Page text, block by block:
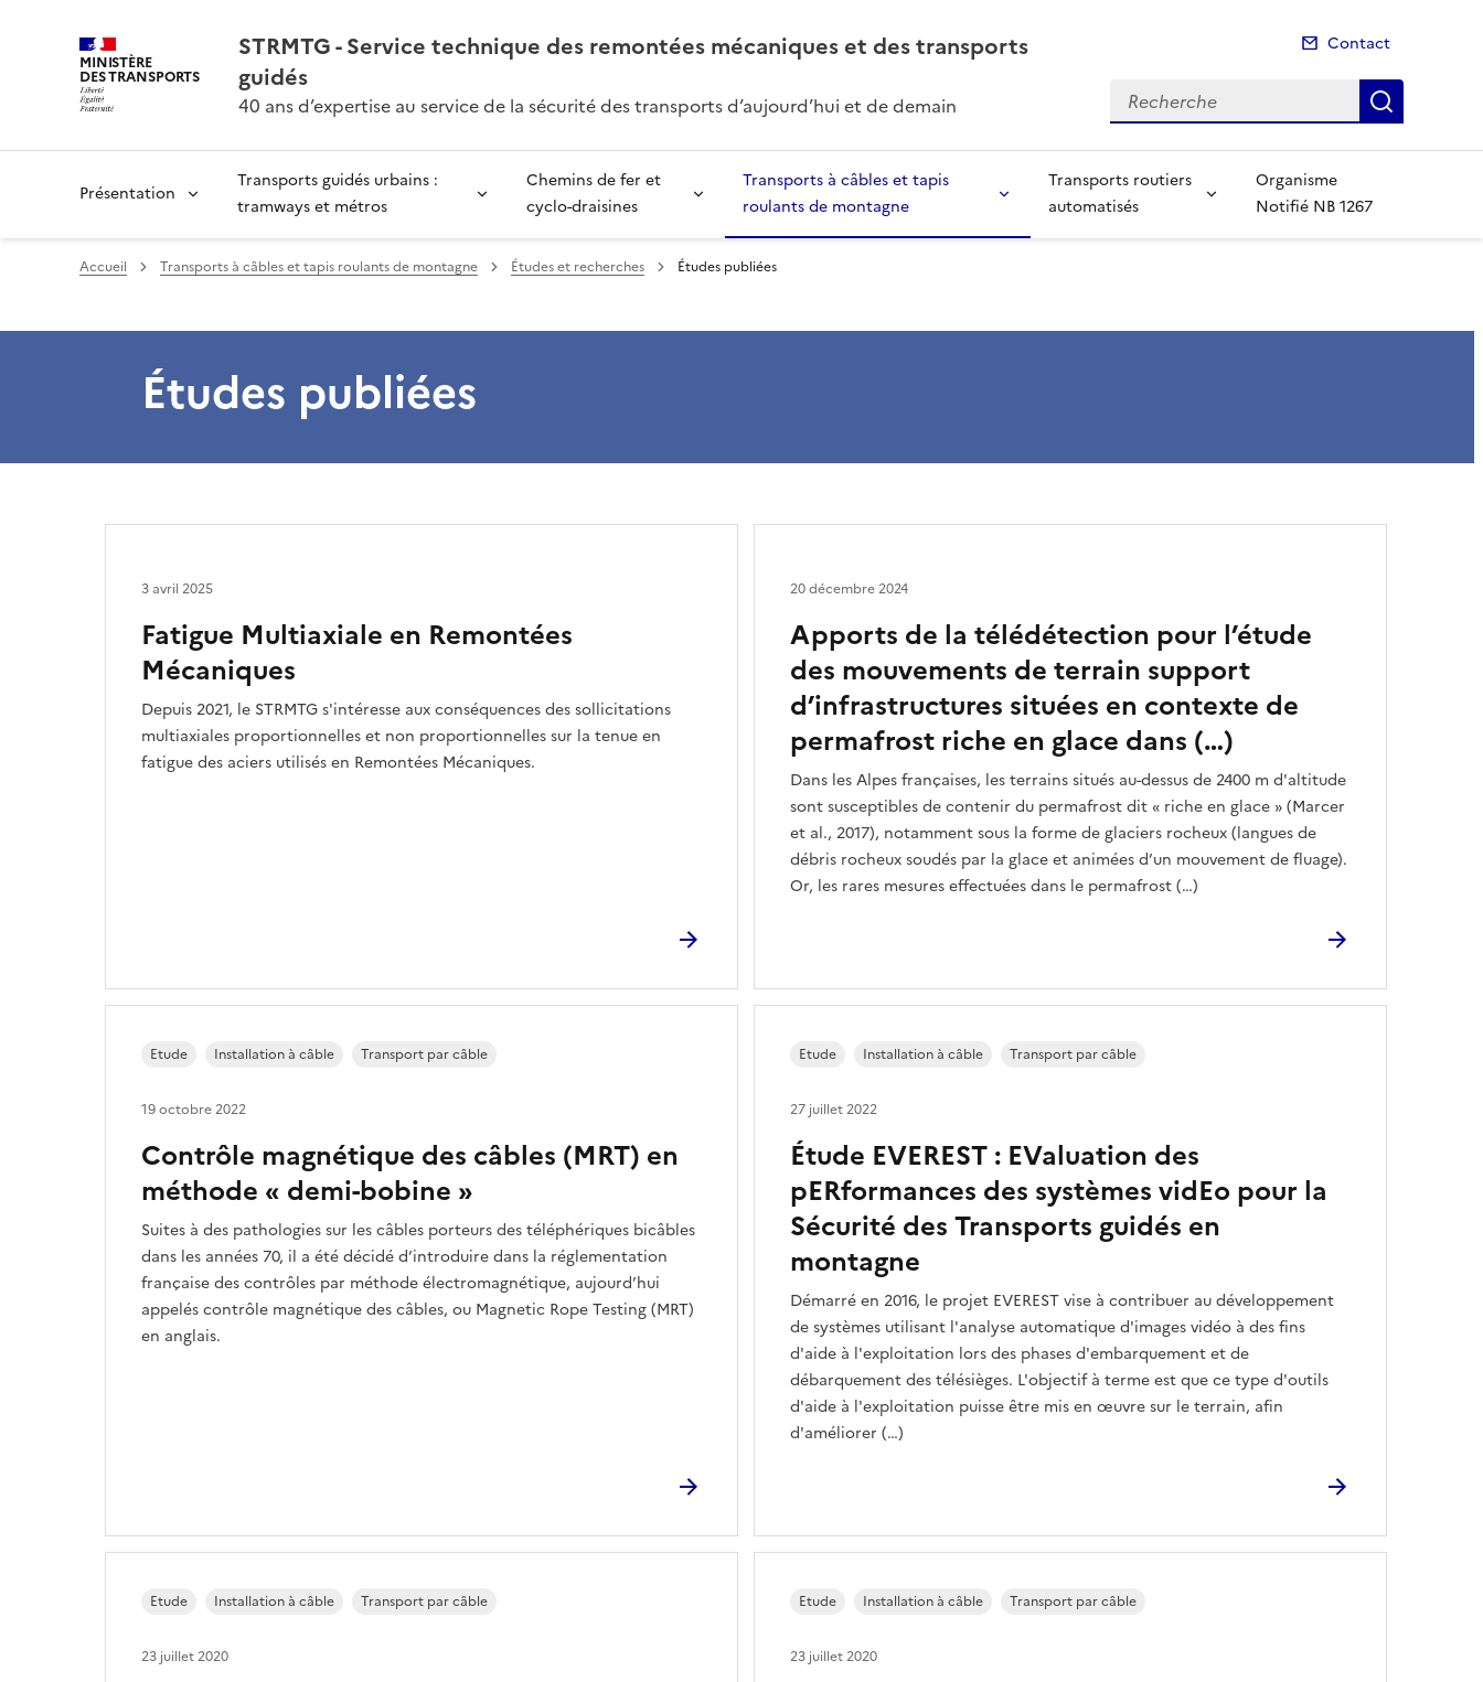
MINISTÈRE
DES TRANSPORTS
STRMTG - Service technique des remontées mécaniques et des transports
guidés
40 ans d’expertise au service de la sécurité des transports d’aujourd’hui et de demain
Contact
Recherche
Présentation
Transports guidés urbains :
tramways et métros
Chemins de fer et
cyclo-draisines
Transports à câbles et tapis
roulants de montagne
Transports routiers
automatisés
Organisme
Notifié NB 1267
Accueil Transports à câbles et tapis roulants de montagne Études et recherches Études publiées
Études publiées
Fatigue Multiaxiale en Remontées
Mécaniques
Depuis 2021, le STRMTG s'intéresse aux conséquences des sollicitations
multiaxiales proportionnelles et non proportionnelles sur la tenue en
fatigue des aciers utilisés en Remontées Mécaniques.
3 avril 2025
Apports de la télédétection pour l’étude
des mouvements de terrain support
d’infrastructures situées en contexte de
permafrost riche en glace dans (…)
Dans les Alpes françaises, les terrains situés au-dessus de 2400 m d'altitude
sont susceptibles de contenir du permafrost dit « riche en glace » (Marcer
et al., 2017), notamment sous la forme de glaciers rocheux (langues de
débris rocheux soudés par la glace et animées d’un mouvement de fluage).
Or, les rares mesures effectuées dans le permafrost (…)
20 décembre 2024
Contrôle magnétique des câbles (MRT) en
méthode « demi-bobine »
Suites à des pathologies sur les câbles porteurs des téléphériques bicâbles
dans les années 70, il a été décidé d’introduire dans la réglementation
française des contrôles par méthode électromagnétique, aujourd’hui
appelés contrôle magnétique des câbles, ou Magnetic Rope Testing (MRT)
en anglais.
Etude Installation à câble Transport par câble
19 octobre 2022
Étude EVEREST : EValuation des
pERformances des systèmes vidEo pour la
Sécurité des Transports guidés en
montagne
Démarré en 2016, le projet EVEREST vise à contribuer au développement
de systèmes utilisant l'analyse automatique d'images vidéo à des fins
d'aide à l'exploitation lors des phases d'embarquement et de
débarquement des télésièges. L'objectif à terme est que ce type d'outils
d'aide à l'exploitation puisse être mis en œuvre sur le terrain, afin
d'améliorer (…)
Etude Installation à câble Transport par câble
27 juillet 2022
Etude Installation à câble Transport par câble
23 juillet 2020
Etude Installation à câble Transport par câble
23 juillet 2020